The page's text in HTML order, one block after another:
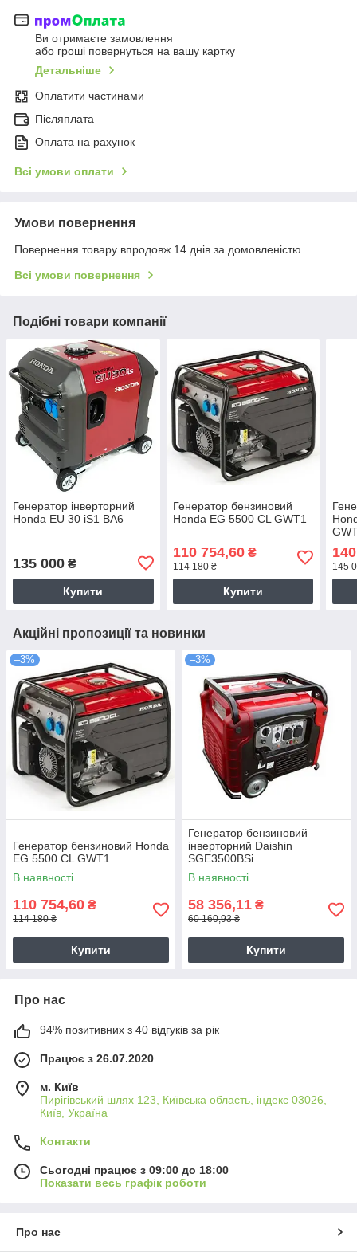
Ви отримаєте замовлення
або гроші повернуться на вашу картку
Детальніше
Оплатити частинами
Післяплата
Оплата на рахунок
Всі умови оплати
Умови повернення
Повернення товару впродовж 14 днів за домовленістю
Всі умови повернення
Подібні товари компанії
Генератор інверторний
Honda EU 30 iS1 BA6
135 000 ₴
Купити
Генератор бензиновий
Honda EG 5500 CL GWT1
110 754,60₴
114 180 ₴
Купити
145
Акційні пропозиції та новинки
–3%
Генератор бензиновий Honda
EG 5500 CL GWT1
В наявності
110 754,60 ₴
114 180 ₴
Купити
–3%
Генератор бензиновий
інверторний Daishin
SGE3500BSi
В наявності
58 356,11 ₴
60 160,93 ₴
Купити
Про нас
94% позитивних з 40 відгуків за рік
Працює з 26.07.2020
м. Київ
Пирігівський шлях 123, Київська область, індекс 03026,
Київ, Україна
Контакти
Сьогодні працює з 09:00 до 18:00
Показати весь графік роботи
Про нас